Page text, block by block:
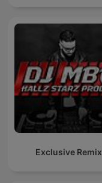
Exclusive Remix